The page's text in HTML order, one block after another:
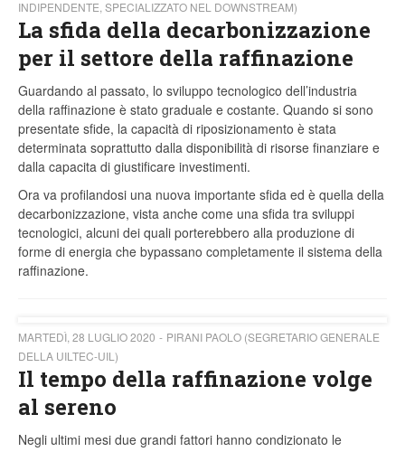
INDIPENDENTE, SPECIALIZZATO NEL DOWNSTREAM)
La sfida della decarbonizzazione
per il settore della raffinazione
Guardando al passato, lo sviluppo tecnologico dell’industria
della raffinazione è stato graduale e costante. Quando si sono
presentate sfide, la capacità di riposizionamento è stata
determinata soprattutto dalla disponibilità di risorse finanziare e
dalla capacita di giustificare investimenti.
Ora va profilandosi una nuova importante sfida ed è quella della
decarbonizzazione, vista anche come una sfida tra sviluppi
tecnologici, alcuni dei quali porterebbero alla produzione di
forme di energia che bypassano completamente il sistema della
raffinazione.
MARTEDÌ, 28 LUGLIO 2020
PIRANI PAOLO (SEGRETARIO GENERALE
DELLA UILTEC-UIL)
Il tempo della raffinazione volge
al sereno
Negli ultimi mesi due grandi fattori hanno condizionato le